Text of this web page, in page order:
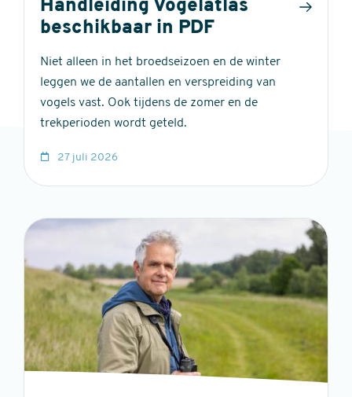
Handleiding Vogelatlas
beschikbaar in PDF
Niet alleen in het broedseizoen en de winter
leggen we de aantallen en verspreiding van
vogels vast. Ook tijdens de zomer en de
trekperioden wordt geteld.
27 juli 2026